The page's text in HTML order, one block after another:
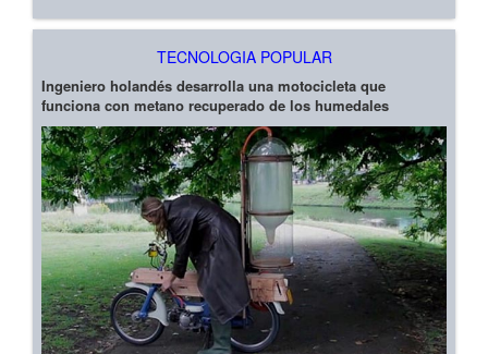
TECNOLOGIA POPULAR
Ingeniero holandés desarrolla una motocicleta que
funciona con metano recuperado de los humedales